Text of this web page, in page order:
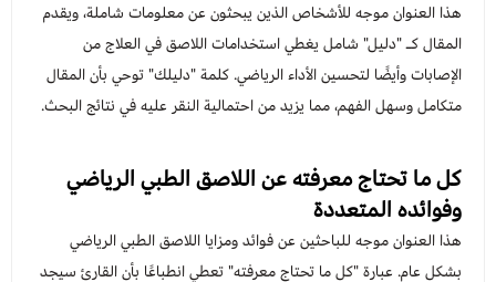
هذا العنوان موجه للأشخاص الذين يبحثون عن معلومات شاملة، ويقدم
المقال كـ "دليل" شامل يغطي استخدامات اللاصق في العلاج من
الإصابات وأيضًا لتحسين الأداء الرياضي. كلمة "دليلك" توحي بأن المقال
متكامل وسهل الفهم، مما يزيد من احتمالية النقر عليه في نتائج البحث.
كل ما تحتاج معرفته عن اللاصق الطبي الرياضي
وفوائده المتعددة
هذا العنوان موجه للباحثين عن فوائد ومزايا اللاصق الطبي الرياضي
بشكل عام. عبارة "كل ما تحتاج معرفته" تعطي انطباعًا بأن القارئ سيجد